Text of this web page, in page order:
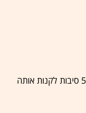
ריבס טוען שהמניה "לא יקרה" ומונה 5 סיבות לקנות אותה